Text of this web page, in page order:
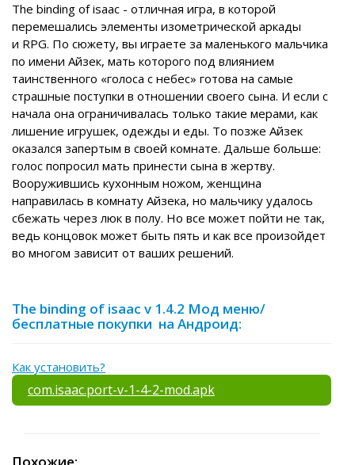
The binding of isaac - отличная игра, в которой
перемешались элементы изометрической аркады
и RPG. По сюжету, вы играете за маленького мальчика
по имени Айзек, мать которого под влиянием
таинственного «голоса с небес» готова на самые
страшные поступки в отношении своего сына. И если с
начала она ограничивалась только такие мерами, как
лишение игрушек, одежды и еды. То позже Айзек
оказался запертым в своей комнате. Дальше больше:
голос попросил мать принести сына в жертву.
Вооружившись кухонным ножом, женщина
направилась в комнату Айзека, но мальчику удалось
сбежать через люк в полу. Но все может пойти не так,
ведь концовок может быть пять и как все произойдет
во многом зависит от ваших решений.
The binding of isaac v 1.4.2 Мод меню/
бесплатные покупки на Андроид:
Как установить?
com.isaac.port-v-1-4-2-mod.apk